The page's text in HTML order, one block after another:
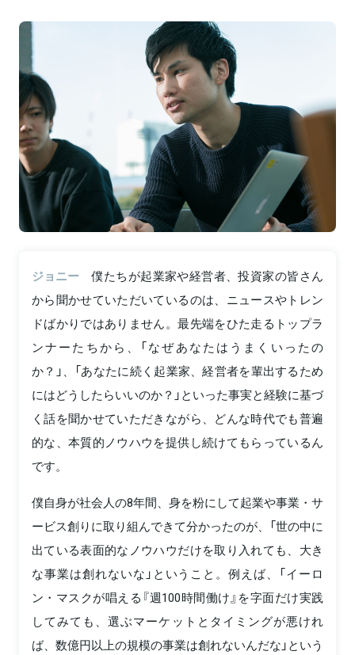
ジョニー
僕たちが起業家や経営者、投資家の皆さん
から聞かせていただいているのは、ニュースやトレン
ドばかりではありません。最先端をひた走るトップラ
ンナーたちから、「なぜあなたはうまくいったの
か？」、「あなたに続く起業家、経営者を輩出するため
にはどうしたらいいのか？」といった事実と経験に基づ
く話を聞かせていただきながら、どんな時代でも普遍
的な、本質的ノウハウを提供し続けてもらっているん
です。
僕自身が社会人の8年間、身を粉にして起業や事業・サ
ービス創りに取り組んできて分かったのが、「世の中に
出ている表面的なノウハウだけを取り入れても、大き
な事業は創れないな」ということ。例えば、「イーロ
ン・マスクが唱える『週100時間働け』を字面だけ実践
してみても、選ぶマーケットとタイミングが悪けれ
ば、数億円以上の規模の事業は創れないんだな」という